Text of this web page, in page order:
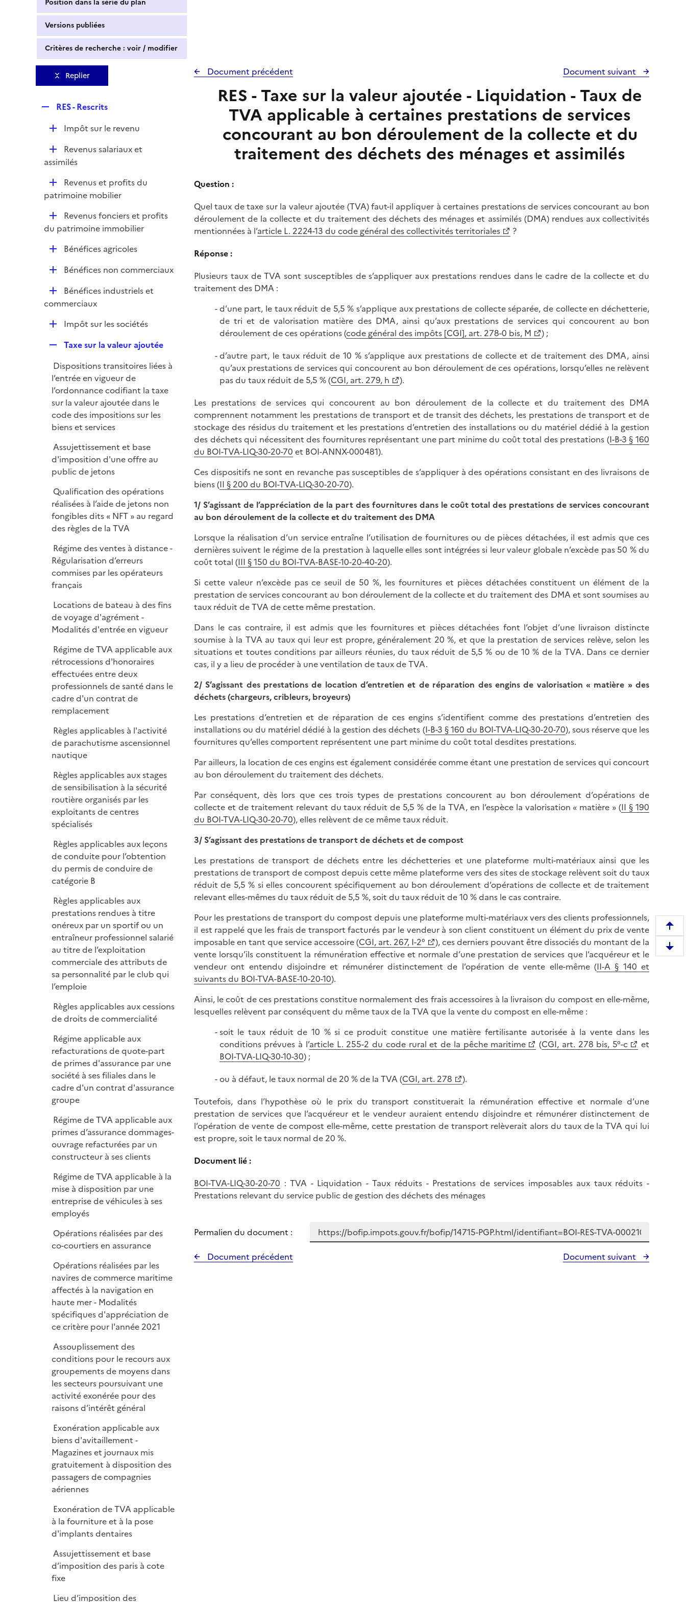
Position dans la série du plan
Versions publiées
Critères de recherche : voir / modifier
Replier
p
l
i
e
r
RES - Rescrits
D
l
e
r
Impôt sur le revenu
D
é
i
Revenus salariaux et
assimilés
D
é
i
Revenus et profits du
patrimoine mobilier
D
é
Revenus fonciers et profits
du patrimoine immobilier
D
e
Bénéfices agricoles
D
l
Bénéfices non commerciaux
D
é
r
Bénéfices industriels et
commerciaux
D
l
i
e
r
Impôt sur les sociétés
p
l
i
e
r
Taxe sur la valeur ajoutée
Dispositions transitoires liées à
l’entrée en vigueur de
l’ordonnance codifiant la taxe
sur la valeur ajoutée dans le
code des impositions sur les
biens et services
Assujettissement et base
d'imposition d'une offre au
public de jetons
Qualification des opérations
réalisées à l’aide de jetons non
fongibles dits « NFT » au regard
des règles de la TVA
Régime des ventes à distance -
Régularisation d’erreurs
commises par les opérateurs
français
Locations de bateau à des fins
de voyage d'agrément -
Modalités d'entrée en vigueur
Régime de TVA applicable aux
rétrocessions d'honoraires
effectuées entre deux
professionnels de santé dans le
cadre d'un contrat de
remplacement
Règles applicables à l'activité
de parachutisme ascensionnel
nautique
Règles applicables aux stages
de sensibilisation à la sécurité
routière organisés par les
exploitants de centres
spécialisés
Règles applicables aux leçons
de conduite pour l’obtention
du permis de conduire de
catégorie B
Règles applicables aux
prestations rendues à titre
onéreux par un sportif ou un
entraîneur professionnel salarié
au titre de l’exploitation
commerciale des attributs de
sa personnalité par le club qui
l’emploie
Règles applicables aux cessions
de droits de commercialité
Régime applicable aux
refacturations de quote-part
de primes d'assurance par une
société à ses filiales dans le
cadre d'un contrat d'assurance
groupe
Régime de TVA applicable aux
primes d’assurance dommages-
ouvrage refacturées par un
constructeur à ses clients
Régime de TVA applicable à la
mise à disposition par une
entreprise de véhicules à ses
employés
Opérations réalisées par des
co-courtiers en assurance
Opérations réalisées par les
navires de commerce maritime
affectés à la navigation en
haute mer - Modalités
spécifiques d'appréciation de
ce critère pour l'année 2021
Assouplissement des
conditions pour le recours aux
groupements de moyens dans
les secteurs poursuivant une
activité exonérée pour des
raisons d’intérêt général
Exonération applicable aux
biens d'avitaillement -
Magazines et journaux mis
gratuitement à disposition des
passagers de compagnies
aériennes
Exonération de TVA applicable
à la fourniture et à la pose
d'implants dentaires
Assujettissement et base
d’imposition des paris à cote
fixe
Lieu d’imposition des
Document précédent Document suivant
RES - Taxe sur la valeur ajoutée - Liquidation - Taux de
TVA applicable à certaines prestations de services
concourant au bon déroulement de la collecte et du
traitement des déchets des ménages et assimilés
Question :
Quel taux de taxe sur la valeur ajoutée (TVA) faut-il appliquer à certaines prestations de services concourant au bon
déroulement de la collecte et du traitement des déchets des ménages et assimilés (DMA) rendues aux collectivités
mentionnées à l’article L. 2224-13 du code général des collectivités territoriales
?
Réponse :
Plusieurs taux de TVA sont susceptibles de s’appliquer aux prestations rendues dans le cadre de la collecte et du
traitement des DMA :
d’une part, le taux réduit de 5,5 % s’applique aux prestations de collecte séparée, de collecte en déchetterie,
de tri et de valorisation matière des DMA, ainsi qu’aux prestations de services qui concourent au bon
déroulement de ces opérations (code général des impôts [CGI], art. 278-0 bis, M
) ;
d’autre part, le taux réduit de 10 % s’applique aux prestations de collecte et de traitement des DMA, ainsi
qu’aux prestations de services qui concourent au bon déroulement de ces opérations, lorsqu’elles ne relèvent
pas du taux réduit de 5,5 % (CGI, art. 279, h
).
Les prestations de services qui concourent au bon déroulement de la collecte et du traitement des DMA
comprennent notamment les prestations de transport et de transit des déchets, les prestations de transport et de
stockage des résidus du traitement et les prestations d’entretien des installations ou du matériel dédié à la gestion
des déchets qui nécessitent des fournitures représentant une part minime du coût total des prestations (I-B-3 § 160
du BOI-TVA-LIQ-30-20-70 et BOI-ANNX-000481).
Ces dispositifs ne sont en revanche pas susceptibles de s’appliquer à des opérations consistant en des livraisons de
biens (II § 200 du BOI-TVA-LIQ-30-20-70).
1/ S’agissant de l’appréciation de la part des fournitures dans le coût total des prestations de services concourant
au bon déroulement de la collecte et du traitement des DMA
Lorsque la réalisation d’un service entraîne l’utilisation de fournitures ou de pièces détachées, il est admis que ces
dernières suivent le régime de la prestation à laquelle elles sont intégrées si leur valeur globale n’excède pas 50 % du
coût total (III § 150 du BOI-TVA-BASE-10-20-40-20).
Si cette valeur n’excède pas ce seuil de 50 %, les fournitures et pièces détachées constituent un élément de la
prestation de services concourant au bon déroulement de la collecte et du traitement des DMA et sont soumises au
taux réduit de TVA de cette même prestation.
Dans le cas contraire, il est admis que les fournitures et pièces détachées font l’objet d’une livraison distincte
soumise à la TVA au taux qui leur est propre, généralement 20 %, et que la prestation de services relève, selon les
situations et toutes conditions par ailleurs réunies, du taux réduit de 5,5 % ou de 10 % de la TVA. Dans ce dernier
cas, il y a lieu de procéder à une ventilation de taux de TVA.
2/ S’agissant des prestations de location d’entretien et de réparation des engins de valorisation « matière » des
déchets (chargeurs, cribleurs, broyeurs)
Les prestations d’entretien et de réparation de ces engins s’identifient comme des prestations d’entretien des
installations ou du matériel dédié à la gestion des déchets (I-B-3 § 160 du BOI-TVA-LIQ-30-20-70), sous réserve que les
fournitures qu’elles comportent représentent une part minime du coût total desdites prestations.
Par ailleurs, la location de ces engins est également considérée comme étant une prestation de services qui concourt
au bon déroulement du traitement des déchets.
Par conséquent, dès lors que ces trois types de prestations concourent au bon déroulement d’opérations de
collecte et de traitement relevant du taux réduit de 5,5 % de la TVA, en l’espèce la valorisation « matière » (II § 190
du BOI-TVA-LIQ-30-20-70), elles relèvent de ce même taux réduit.
3/ S’agissant des prestations de transport de déchets et de compost
Les prestations de transport de déchets entre les déchetteries et une plateforme multi-matériaux ainsi que les
prestations de transport de compost depuis cette même plateforme vers des sites de stockage relèvent soit du taux
réduit de 5,5 % si elles concourent spécifiquement au bon déroulement d’opérations de collecte et de traitement
relevant elles-mêmes du taux réduit de 5,5 %, soit du taux réduit de 10 % dans le cas contraire.
Pour les prestations de transport du compost depuis une plateforme multi-matériaux vers des clients professionnels,
il est rappelé que les frais de transport facturés par le vendeur à son client constituent un élément du prix de vente
imposable en tant que service accessoire (CGI, art. 267, I-2°
), ces derniers pouvant être dissociés du montant de la
vente lorsqu’ils constituent la rémunération effective et normale d’une prestation de services que l’acquéreur et le
vendeur ont entendu disjoindre et rémunérer distinctement de l’opération de vente elle-même (II-A § 140 et
suivants du BOI-TVA-BASE-10-20-10).
Ainsi, le coût de ces prestations constitue normalement des frais accessoires à la livraison du compost en elle-même,
lesquelles relèvent par conséquent du même taux de la TVA que la vente du compost en elle-même :
soit le taux réduit de 10 % si ce produit constitue une matière fertilisante autorisée à la vente dans les
conditions prévues à l’article L. 255-2 du code rural et de la pêche maritime (CGI, art. 278 bis, 5°-c
et
BOI-TVA-LIQ-30-10-30) ;
ou à défaut, le taux normal de 20 % de la TVA (CGI, art. 278
).
Toutefois, dans l’hypothèse où le prix du transport constituerait la rémunération effective et normale d’une
prestation de services que l’acquéreur et le vendeur auraient entendu disjoindre et rémunérer distinctement de
l’opération de vente de compost elle-même, cette prestation de transport relèverait alors du taux de la TVA qui lui
est propre, soit le taux normal de 20 %.
Document lié :
BOI-TVA-LIQ-30-20-70 : TVA - Liquidation - Taux réduits - Prestations de services imposables aux taux réduits -
Prestations relevant du service public de gestion des déchets des ménages
Permalien du document :
Document précédent
Document suivant
e
m
D